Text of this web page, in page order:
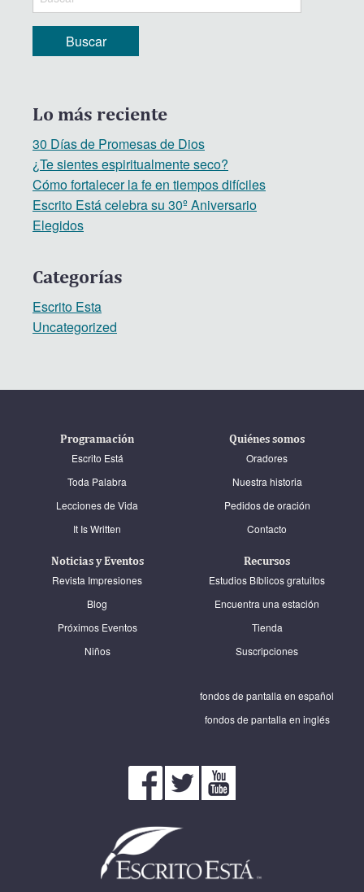
Lo más reciente
30 Días de Promesas de Dios
¿Te sientes espiritualmente seco?
Cómo fortalecer la fe en tiempos difíciles
Escrito Está celebra su 30º Aniversario
Elegidos
Categorías
Escrito Esta
Uncategorized
Programación
Escrito Está
Toda Palabra
Lecciones de Vida
It Is Written
Quiénes somos
Oradores
Nuestra historia
Pedidos de oración
Contacto
Noticias y Eventos
Revista Impresiones
Blog
Próximos Eventos
Niños
Recursos
Estudios Bíblicos gratuitos
Encuentra una estación
Tienda
Suscripciones
fondos de pantalla en español
fondos de pantalla en inglés